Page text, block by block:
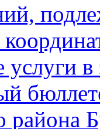
в